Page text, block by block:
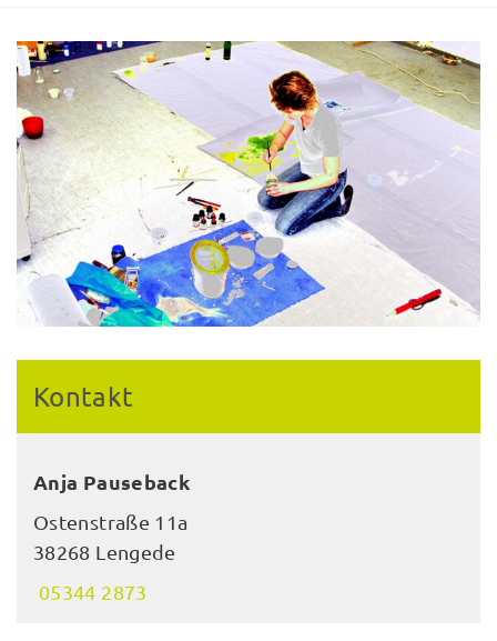
Kontakt
Anja Pauseback
Ostenstraße 11a
38268 Lengede
05344 2873